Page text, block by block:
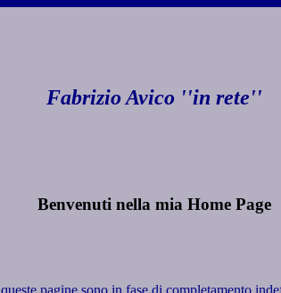
Fabrizio Avico ''in rete''
Benvenuti nella mia Home Page
queste pagine sono in fase di completamento